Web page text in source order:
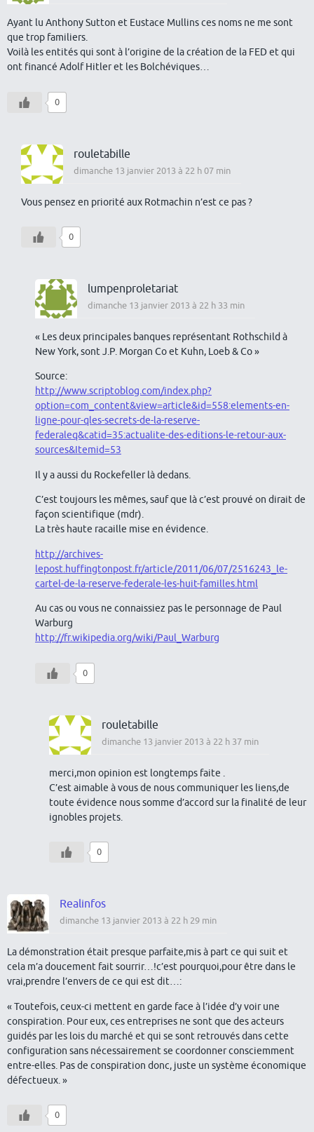
Ayant lu Anthony Sutton et Eustace Mullins ces noms ne me sont
que trop familiers.
Voilà les entités qui sont à l’origine de la création de la FED et qui
ont financé Adolf Hitler et les Bolchéviques…
0
rouletabille
dimanche 13 janvier 2013 à 22 h 07 min
Vous pensez en priorité aux Rotmachin n’est ce pas ?
0
lumpenproletariat
dimanche 13 janvier 2013 à 22 h 33 min
« Les deux principales banques représentant Rothschild à
New York, sont J.P. Morgan Co et Kuhn, Loeb & Co »
Source:
http://www.scriptoblog.com/index.php?
option=com_content&view=article&id=558:elements-en-
ligne-pour-qles-secrets-de-la-reserve-
federaleq&catid=35:actualite-des-editions-le-retour-aux-
sources&Itemid=53
Il y a aussi du Rockefeller là dedans.
C’est toujours les mêmes, sauf que là c’est prouvé on dirait de
façon scientifique (mdr).
La très haute racaille mise en évidence.
http://archives-
lepost.huffingtonpost.fr/article/2011/06/07/2516243_le-
cartel-de-la-reserve-federale-les-huit-familles.html
Au cas ou vous ne connaissiez pas le personnage de Paul
Warburg
http://fr.wikipedia.org/wiki/Paul_Warburg
0
rouletabille
dimanche 13 janvier 2013 à 22 h 37 min
merci,mon opinion est longtemps faite .
C’est aimable à vous de nous communiquer les liens,de
toute évidence nous somme d’accord sur la finalité de leur
ignobles projets.
0
Realinfos
dimanche 13 janvier 2013 à 22 h 29 min
La démonstration était presque parfaite,mis à part ce qui suit et
cela m’a doucement fait sourrir…!c’est pourquoi,pour être dans le
vrai,prendre l’envers de ce qui est dit…:
« Toutefois, ceux-ci mettent en garde face à l’idée d’y voir une
conspiration. Pour eux, ces entreprises ne sont que des acteurs
guidés par les lois du marché et qui se sont retrouvés dans cette
configuration sans nécessairement se coordonner consciemment
entre-elles. Pas de conspiration donc, juste un système économique
défectueux. »
0